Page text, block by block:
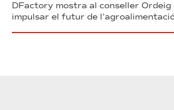
DFactory mostra al conseller Ordeig
impulsar el futur de